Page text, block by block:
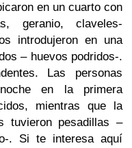
en un cuarto con
geranio, claveles-
introdujeron en una
– huevos podridos-.
Las personas
en la primera
mientras que la
tuvieron pesadillas –
. Si te interesa aquí